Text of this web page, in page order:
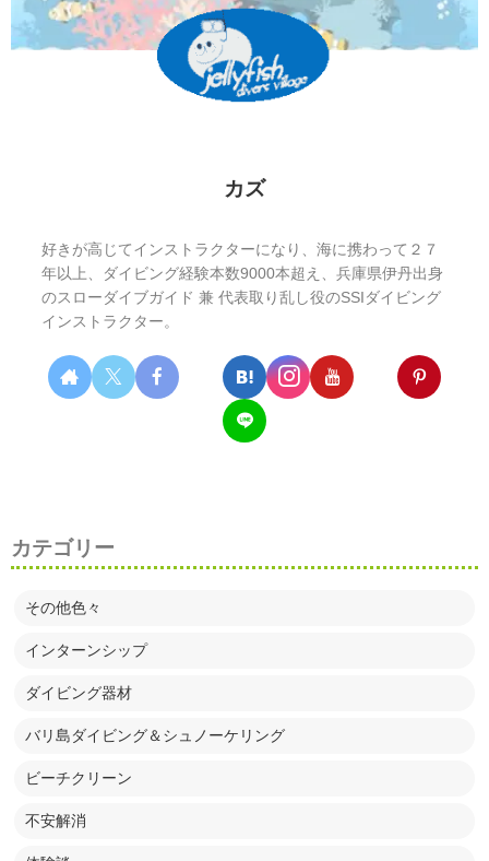
カズ
好きが高じてインストラクターになり、海に携わって２７
年以上、ダイビング経験本数9000本超え、兵庫県伊丹出身
のスローダイブガイド 兼 代表取り乱し役のSSIダイビング
インストラクター。
カテゴリー
その他色々
インターンシップ
ダイビング器材
バリ島ダイビング＆シュノーケリング
ビーチクリーン
不安解消